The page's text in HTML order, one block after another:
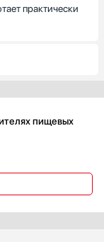
практически
пищевых